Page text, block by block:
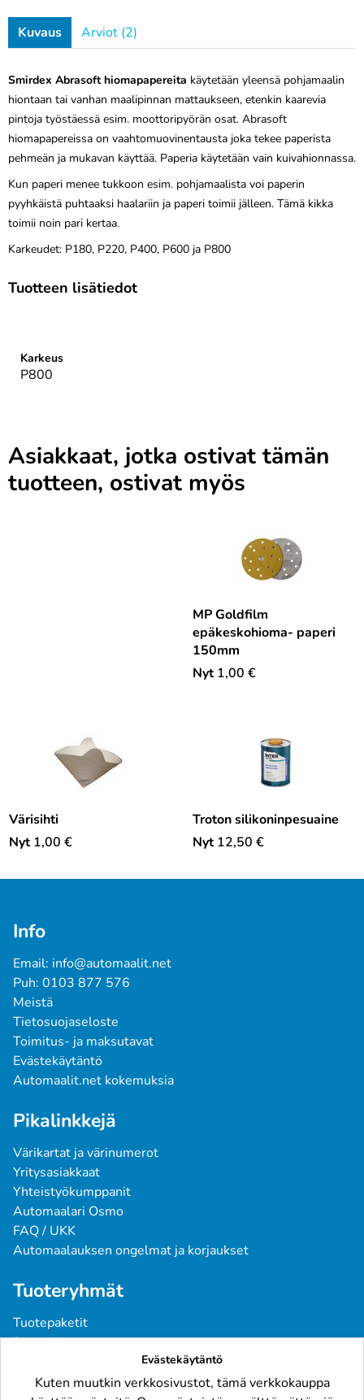
Kuvaus Arviot (2)
Smirdex Abrasoft hiomapapereita käytetään yleensä pohjamaalin
hiontaan tai vanhan maalipinnan mattaukseen, etenkin kaarevia
pintoja työstäessä esim. moottoripyörän osat. Abrasoft
hiomapapereissa on vaahtomuovinentausta joka tekee paperista
pehmeän ja mukavan käyttää. Paperia käytetään vain kuivahionnassa.
Kun paperi menee tukkoon esim. pohjamaalista voi paperin
pyyhkäistä puhtaaksi haalariin ja paperi toimii jälleen. Tämä kikka
toimii noin pari kertaa.
Karkeudet: P180, P220, P400, P600 ja P800
Tuotteen lisätiedot
Karkeus
P800
Asiakkaat, jotka ostivat tämän
tuotteen, ostivat myös
MP Goldfilm
epäkeskohioma- paperi
150mm
Nyt 1,00 €
Värisihti
Nyt 1,00 €
Troton silikoninpesuaine
Nyt 12,50 €
Info
Email: info@automaalit.net
Puh: 0103 877 576
Meistä
Tietosuojaseloste
Toimitus- ja maksutavat
Evästekäytäntö
Automaalit.net kokemuksia
Pikalinkkejä
Värikartat ja värinumerot
Yritysasiakkaat
Yhteistyökumppanit
Automaalari Osmo
FAQ / UKK
Automaalauksen ongelmat ja korjaukset
Tuoteryhmät
Tuotepaketit
Pintavärit
Pohjatuotteet
Evästekäytäntö
Kuten muutkin verkkosivustot, tämä verkkokauppa